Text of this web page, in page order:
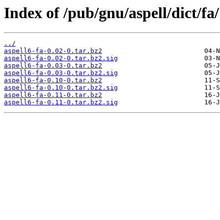
Index of /pub/gnu/aspell/dict/fa/
../
aspell6-fa-0.02-0.tar.bz2
aspell6-fa-0.02-0.tar.bz2.sig
aspell6-fa-0.03-0.tar.bz2
aspell6-fa-0.03-0.tar.bz2.sig
aspell6-fa-0.10-0.tar.bz2
aspell6-fa-0.10-0.tar.bz2.sig
aspell6-fa-0.11-0.tar.bz2
aspell6-fa-0.11-0.tar.bz2.sig